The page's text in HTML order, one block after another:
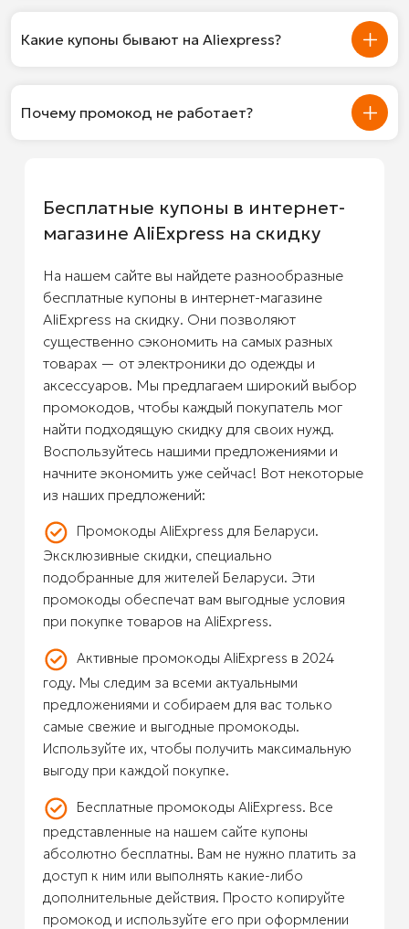
Какие купоны бывают на Aliexpress?
Почему промокод не работает?
Бесплатные купоны в интернет-
магазине AliExpress на скидку
На нашем сайте вы найдете разнообразные
бесплатные купоны в интернет-магазине
AliExpress на скидку. Они позволяют
существенно сэкономить на самых разных
товарах — от электроники до одежды и
аксессуаров. Мы предлагаем широкий выбор
промокодов, чтобы каждый покупатель мог
найти подходящую скидку для своих нужд.
Воспользуйтесь нашими предложениями и
начните экономить уже сейчас! Вот некоторые
из наших предложений:
Промокоды AliExpress для Беларуси.
Эксклюзивные скидки, специально
подобранные для жителей Беларуси. Эти
промокоды обеспечат вам выгодные условия
при покупке товаров на AliExpress.
Активные промокоды AliExpress в 2024
году. Мы следим за всеми актуальными
предложениями и собираем для вас только
самые свежие и выгодные промокоды.
Используйте их, чтобы получить максимальную
выгоду при каждой покупке.
Бесплатные промокоды AliExpress. Все
представленные на нашем сайте купоны
абсолютно бесплатны. Вам не нужно платить за
доступ к ним или выполнять какие-либо
дополнительные действия. Просто копируйте
промокод и используйте его при оформлении